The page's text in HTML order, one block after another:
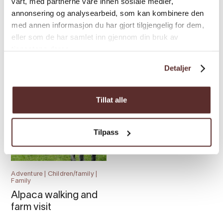
annonsering og analysearbeid, som kan kombinere den
med annen informasjon du har gjort tilgjengelig for dem,
eller som de har samlet inn gjennom din bruk av
Detaljer
Tillat alle
Tilpass
Activity park | Children/family |
Adventure park
Alpine Ski Centre | Family | Ski
Adventure | Children/family |
Family
Alpaca walking and
farm visit